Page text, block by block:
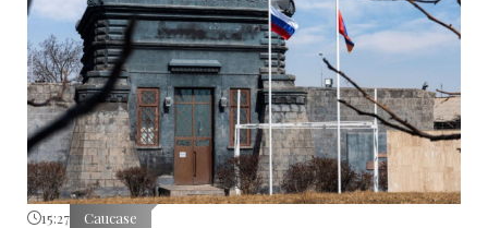
15:27 Caucase